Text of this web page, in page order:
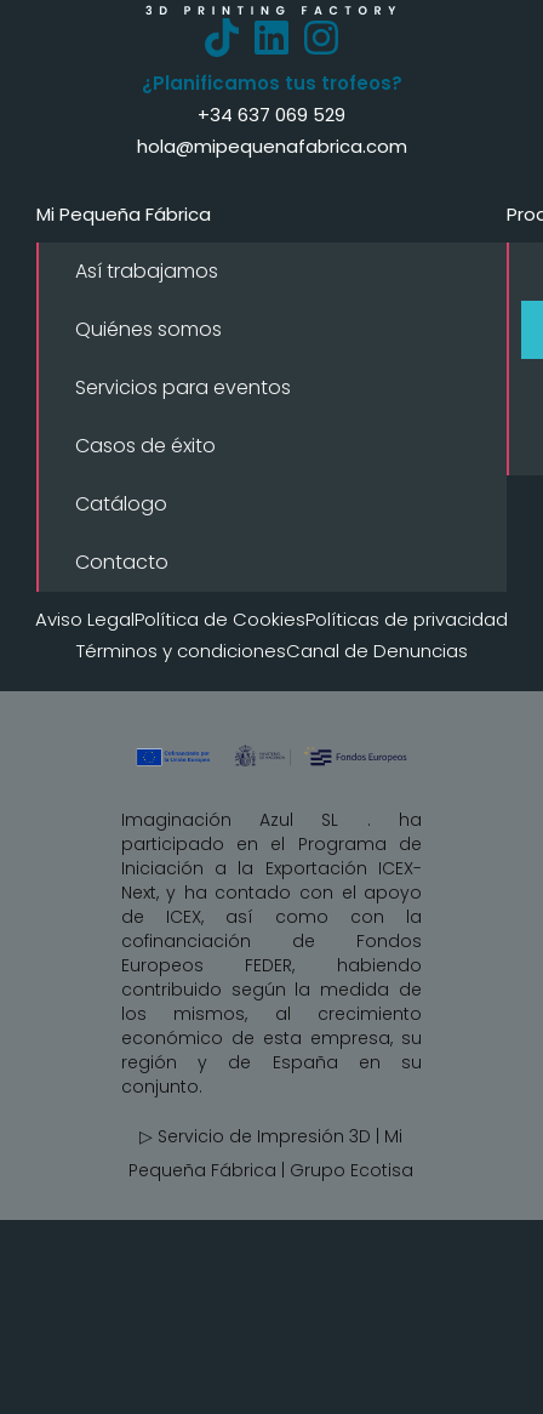
¿Planificamos tus trofeos?
+34 637 069 529
hola@mipequenafabrica.com
Mi Pequeña Fábrica
Así trabajamos
Quiénes somos
Servicios para eventos
Casos de éxito
Catálogo
Contacto
Aviso LegalPolítica de CookiesPolíticas de privacidad
Términos y condicionesCanal de Denuncias
Imaginación Azul SL . ha
participado en el Programa de
Iniciación a la Exportación ICEX-
Next, y ha contado con el apoyo
de ICEX, así como con la
cofinanciación de Fondos
Europeos FEDER, habiendo
contribuido según la medida de
los mismos, al crecimiento
económico de esta empresa, su
región y de España en su
conjunto.
▷ Servicio de Impresión 3D | Mi
Pequeña Fábrica | Grupo Ecotisa